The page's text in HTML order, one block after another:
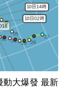
大爆發 最新